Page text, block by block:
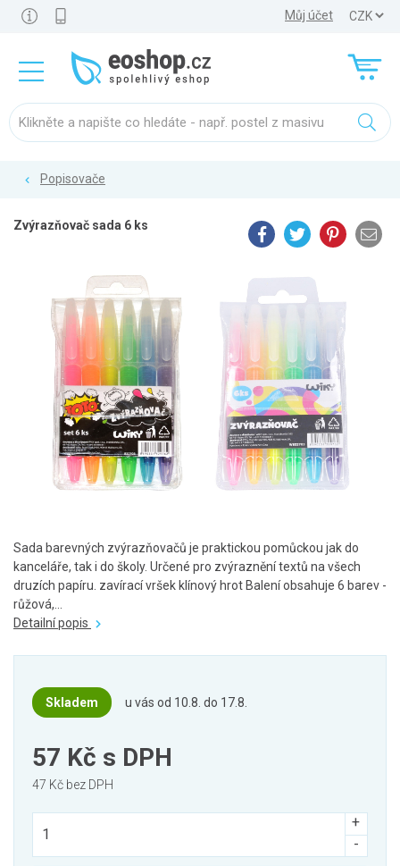
Můj účet
Popisovače
Zvýrazňovač sada 6 ks
Sada barevných zvýrazňovačů je praktickou pomůckou jak do
kanceláře, tak i do školy. Určené pro zvýraznění textů na všech
druzích papíru. zavírací vršek klínový hrot Balení obsahuje 6 barev -
růžová,...
Detailní popis
Skladem u vás od 10.8. do 17.8.
57 Kč s DPH
47 Kč bez DPH